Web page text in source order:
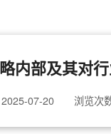
内部及其对
2025-07-20 浏览次数